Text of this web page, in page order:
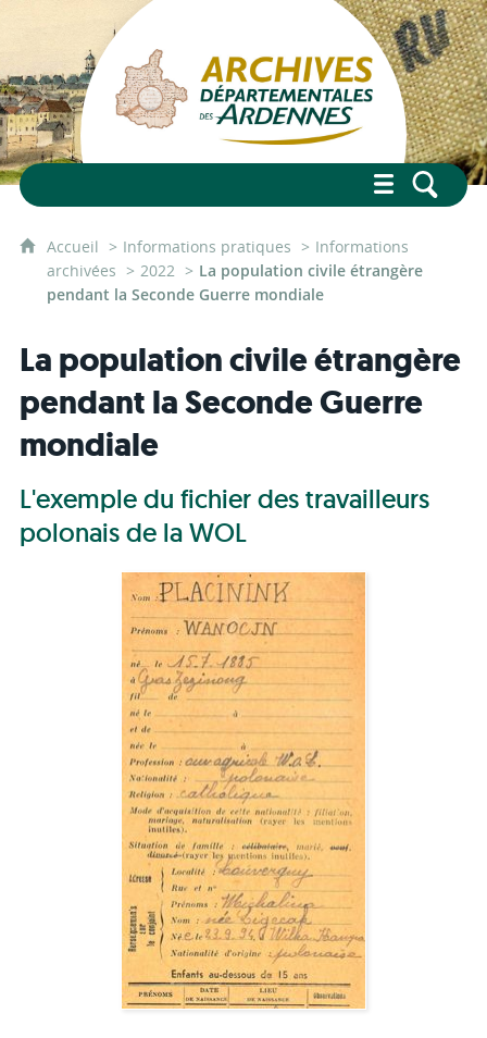
Accueil Informations pratiques
Informations
archivées
2022
La population civile étrangère
pendant la Seconde Guerre mondiale
La population civile étrangère
pendant la Seconde Guerre
mondiale
L'exemple du fichier des travailleurs
polonais de la WOL